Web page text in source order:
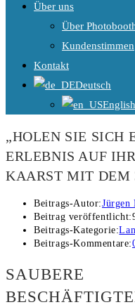
Über uns
Über
Kundenstimmen
Kontakt
Deutsch
English
„HOLEN SIE SICH
ERLEBNIS AUF
KAARST MIT DEM
Beitrags-Autor:Jürgen
Beitrag veröffentlicht:
Beitrags-Kategorie:
Beitrags-Kommentare:
SAUBERE